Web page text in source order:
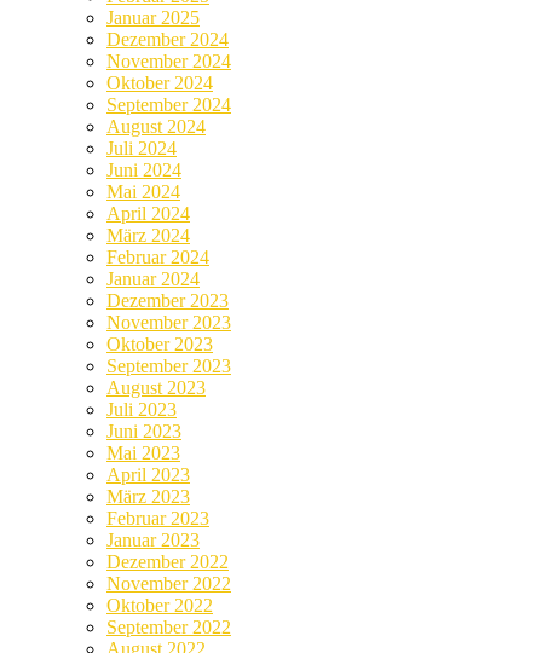
Januar 2025
Dezember 2024
November 2024
Oktober 2024
September 2024
August 2024
Juli 2024
Juni 2024
Mai 2024
April 2024
März 2024
Februar 2024
Januar 2024
Dezember 2023
November 2023
Oktober 2023
September 2023
August 2023
Juli 2023
Juni 2023
Mai 2023
April 2023
März 2023
Februar 2023
Januar 2023
Dezember 2022
November 2022
Oktober 2022
September 2022
August 2022